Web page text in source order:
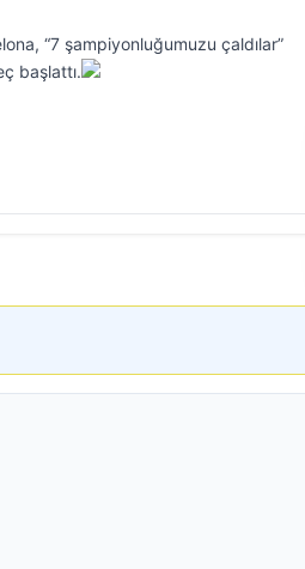
“7 şampiyonluğumuzu çaldılar”
başlattı.